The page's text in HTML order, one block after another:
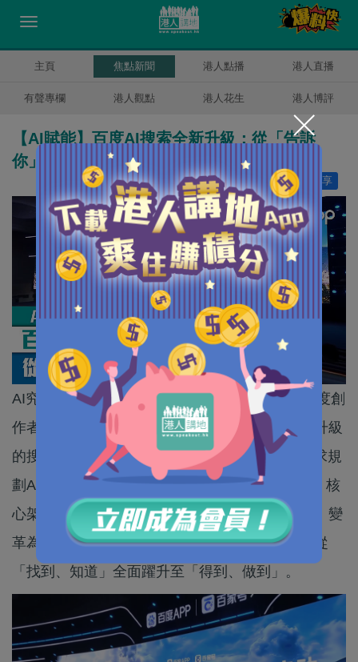
主頁 焦點新聞 港人點播 港人直播
有聲專欄 港人觀點 港人花生 港人博評
【AI賦能】百度AI搜索全新升級：從「告訴
你」到「幫你做完」
分享
讚好 9
AI究竟如何改變內容創作的每一個環節？2026百度創
作者大會給出了最新答案。百度正式發布了全新升級
的搜索AI引擎，在原有通用接口基礎上，新增需求規
劃Agent與內容生成Agent構成的「雙Agent引擎」核
心架構。這一升級將傳統搜索從「提供資訊鏈接」變
革為「直接完成任務」，用戶的搜索體驗也由此從
「找到、知道」全面躍升至「得到、做到」。